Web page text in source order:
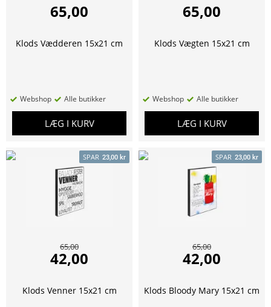
65,00
Klods Vædderen 15x21 cm
Webshop Alle butikker
LÆG I KURV
65,00
Klods Vægten 15x21 cm
Webshop Alle butikker
LÆG I KURV
SPAR 23,00 kr
65,00
42,00
Klods Venner 15x21 cm
SPAR 23,00 kr
65,00
42,00
Klods Bloody Mary 15x21 cm